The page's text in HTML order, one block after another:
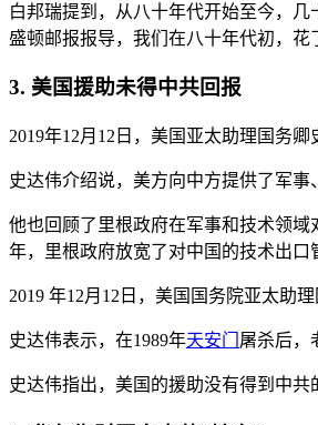
白邦瑞提到，从八十年代开始至今，
盛顿邮报报导，我们在八十年代初，
3. 美国援助未得中共回报
2019年12月12日，美国亚太助理国务
史达伟介绍说，美方向中方提供了军
他也回顾了里根政府在军事和技术领域
年，里根政府放宽了对中国的技术出
2019 年12月12日，美国国务院亚太助
史达伟表示，在1989年天安门 屠杀后，
史达伟指出，美国的援助没有得到中